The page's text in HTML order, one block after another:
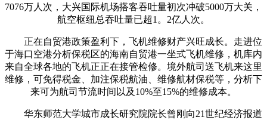
7076万人次，大兴国际机场搭客吞吐量初次冲破5000万大关，
航空枢纽总吞吐量已超1。2亿人次。
正在自贸港政策盈利下，飞机维修财产兴旺成长。走进位
于海口空港分析保税区的海南自贸港一坐式飞机维修，机库内
来自全球各地的飞机正正在接管检修。境外航司送飞机来这里
维修，可免得税金、加注保税航油、维修航材保税等，分析下
来可为航司节流时间以及10%至15%的维修成本。
华东师范大学城市成长研究院院长曾刚向21世纪经济报道